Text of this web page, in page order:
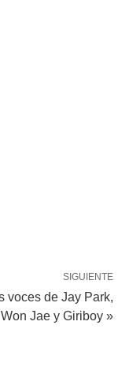
SIGUIENTE
voces de Jay Park,
Jae y Giriboy »